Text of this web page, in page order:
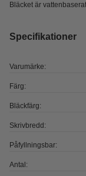
Bläcket är
Specifikationer
Varumärke:
Färg:
Bläckfärg:
Skrivbredd:
Påfyllningsbar:
Antal: